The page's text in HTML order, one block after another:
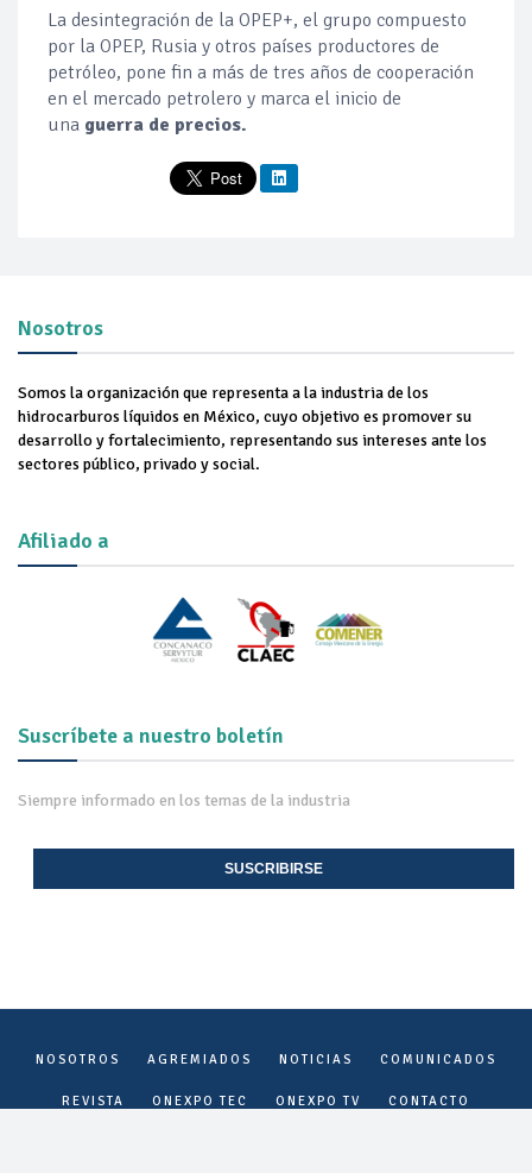
La desintegración de la OPEP+, el grupo compuesto
por la OPEP, Rusia y otros países productores de
petróleo, pone fin a más de tres años de cooperación
en el mercado petrolero y marca el inicio de
una guerra de precios.
Nosotros
Somos la organización que representa a la industria de los
hidrocarburos líquidos en México, cuyo objetivo es promover su
desarrollo y fortalecimiento, representando sus intereses ante los
sectores público, privado y social.
Afiliado a
Suscríbete a nuestro boletín
Siempre informado en los temas de la industria
SUSCRIBIRSE
NOSOTROS AGREMIADOS NOTICIAS COMUNICADOS
REVISTA ONEXPO TEC ONEXPO TV CONTACTO